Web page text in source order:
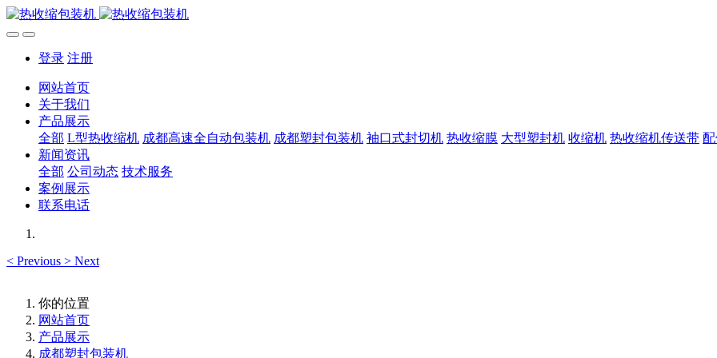
登录 注册
网站首页
关于我们
产品展示
全部 L型热收缩机 成都高速全自动包装机 成都塑封包装机 袖口式封切机 热收缩膜 大型塑封机 收缩机 热收缩机传送带
新闻资讯
全部 公司动态 技术服务
案例展示
联系电话
< Previous > Next
你的位置
网站首页
产品展示
成都塑封包装机